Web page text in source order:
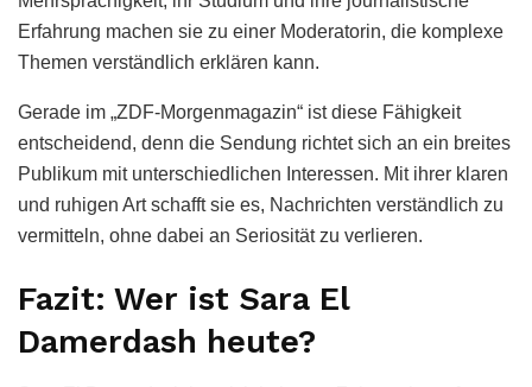
Erfahrung machen sie zu einer Moderatorin, die komplexe
Themen verständlich erklären kann.
Gerade im „ZDF-Morgenmagazin“ ist diese Fähigkeit
entscheidend, denn die Sendung richtet sich an ein breites
Publikum mit unterschiedlichen Interessen. Mit ihrer klaren
und ruhigen Art schafft sie es, Nachrichten verständlich zu
vermitteln, ohne dabei an Seriosität zu verlieren.
Fazit: Wer ist Sara El
Damerdash heute?